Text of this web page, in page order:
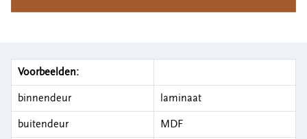
Voorbeelden:
binnendeur laminaat
buitendeur MDF